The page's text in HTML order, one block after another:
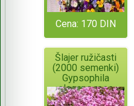
Cena: 170 DIN
Šlajer ružičasti
(2000 semenki)
Gypsophila
elegans rose